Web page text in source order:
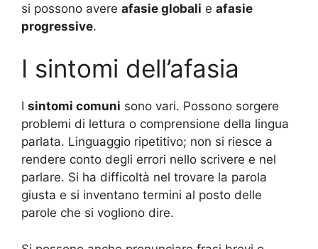
si possono avere afasie globali e afasie
progressive.
I sintomi dell’afasia
I sintomi comuni sono vari. Possono sorgere
problemi di lettura o comprensione della lingua
parlata. Linguaggio ripetitivo; non si riesce a
rendere conto degli errori nello scrivere e nel
parlare. Si ha difficoltà nel trovare la parola
giusta e si inventano termini al posto delle
parole che si vogliono dire.